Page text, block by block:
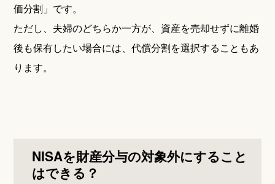
価分割」です。
ただし、夫婦のどちらか一方が、資産を売却せずに離婚
後も保有したい場合には、代償分割を選択することもあ
ります。
NISAを財産分与の対象外にすること
はできる？